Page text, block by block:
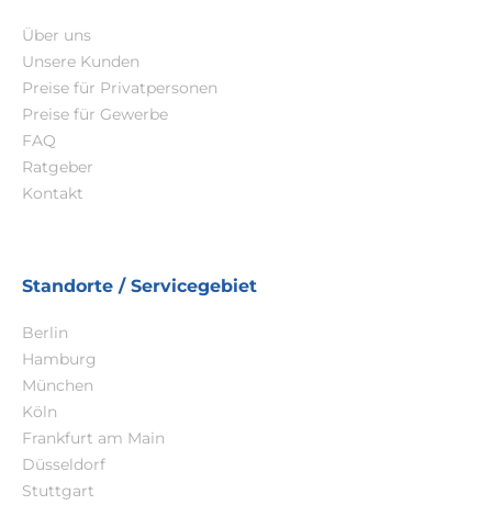
Über uns
Unsere Kunden
Preise für Privatpersonen
Preise für Gewerbe
FAQ
Ratgeber
Kontakt
Standorte / Servicegebiet
Berlin
Hamburg
München
Köln
Frankfurt am Main
Düsseldorf
Stuttgart